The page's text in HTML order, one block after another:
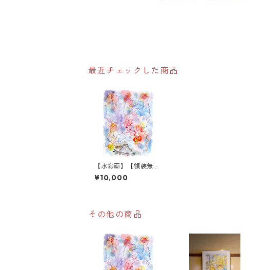
最近チェックした商品
【水彩画】【額装無
し】くらげとピアノ
¥10,000
その他の商品